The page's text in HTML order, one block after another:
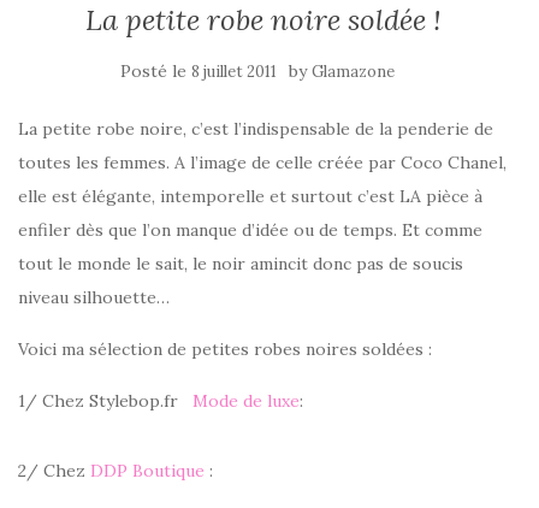
La petite robe noire soldée !
Posté le 8 juillet 2011 byGlamazone
La petite robe noire, c’est l’indispensable de la penderie de
toutes les femmes. A l’image de celle créée par Coco Chanel,
elle est élégante, intemporelle et surtout c’est LA pièce à
enfiler dès que l’on manque d’idée ou de temps. Et comme
tout le monde le sait, le noir amincit donc pas de soucis
niveau silhouette…
Voici ma sélection de petites robes noires soldées :
1/ Chez Stylebop.fr Mode de luxe:
2/ Chez DDP Boutique :